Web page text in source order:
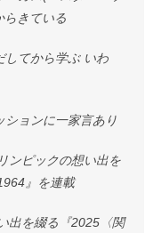
らきている
してから学ぶ いわ
ションに一家言あり
ンピックの想い出を
』を連載
出を綴る『2025〈関